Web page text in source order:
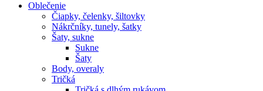
Oblečenie
Čiapky, čelenky, šiltovky
Nákrčníky, tunely, šatky
Šaty, sukne
Sukne
Šaty
Body, overaly
Tričká